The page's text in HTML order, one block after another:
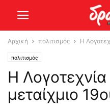
Αρχική πολιτισμός Η
πολιτισμός
Η
μεταίχμιο